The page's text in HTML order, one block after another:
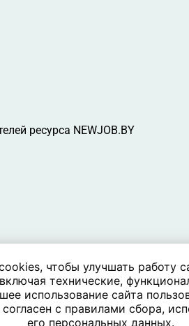
ресурса NEWJOB.BY
чтобы улучшать работу
технические,
использование сайта
с правилами сбора,
его персональных данных.